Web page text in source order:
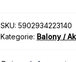
DIY
5szt
SKU: 5902934223140
Kategorie: Balony /